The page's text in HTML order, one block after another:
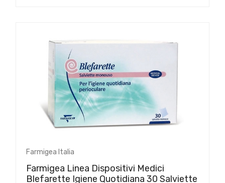
Farmigea Italia
Farmigea Linea Dispositivi Medici
Blefarette Igiene Quotidiana 30 Salviette